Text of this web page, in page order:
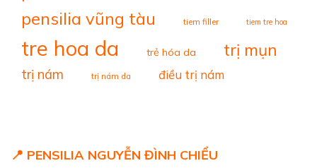
pensilia vũng tàu tiem filler tiem tre hoa
tre hoa da trẻ hóa da trị mụn
trị nám trị nám da điều trị nám
📍 PENSILIA NGUYỄN ĐÌNH CHIỂU